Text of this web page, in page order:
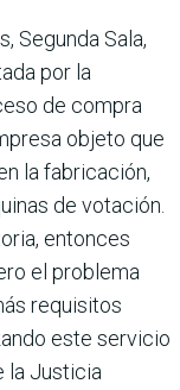
Segunda Sala,
por la
de compra
objeto que
la fabricación,
de votación.
entonces
el pro­blema
requisitos
este servicio
la Justicia